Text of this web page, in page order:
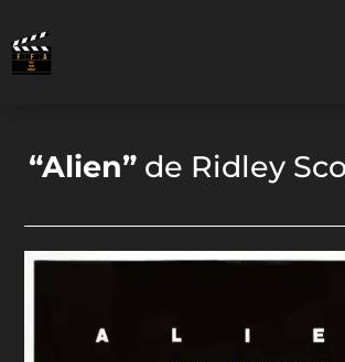
“Alien” de Ridley